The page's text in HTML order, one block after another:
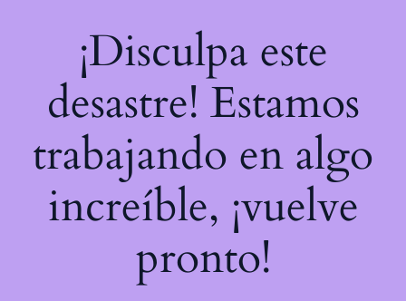
¡Disculpa este
desastre! Estamos
trabajando en algo
increíble, ¡vuelve
pronto!